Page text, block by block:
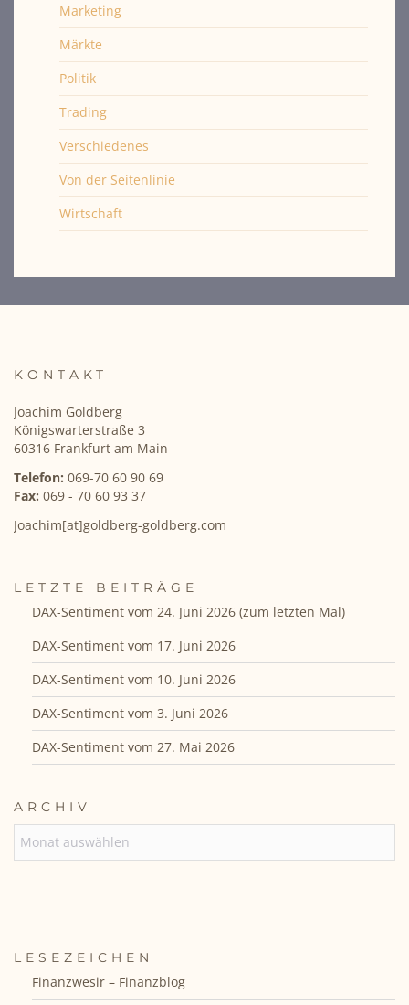
Marketing
Märkte
Politik
Trading
Verschiedenes
Von der Seitenlinie
Wirtschaft
KONTAKT
Joachim Goldberg
Königswarterstraße 3
60316 Frankfurt am Main
Telefon: 069-70 60 90 69
Fax: 069 - 70 60 93 37
Joachim[at]goldberg-goldberg.com
LETZTE BEITRÄGE
DAX-Sentiment vom 24. Juni 2026 (zum letzten Mal)
DAX-Sentiment vom 17. Juni 2026
DAX-Sentiment vom 10. Juni 2026
DAX-Sentiment vom 3. Juni 2026
DAX-Sentiment vom 27. Mai 2026
ARCHIV
LESEZEICHEN
Finanzwesir – Finanzblog